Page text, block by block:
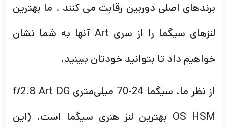
برندهای اصلی دوربین رقابت می کنند . ما بهترین
لنزهای سیگما را از سری Art آنها به شما نشان
خواهیم داد تا بتوانید خودتان ببینید.
از نظر ما، سیگما 24-70 میلی‌متری f/2.8 Art DG
OS HSM بهترین لنز هنری سیگما است. (این